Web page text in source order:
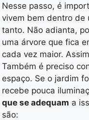
Nesse passo, é
vivem bem dentro de
tanto. Não adianta,
uma árvore que fica
cada vez maior.
Também é preciso
espaço. Se o jardim
recebe pouca
que se adequam a
são: